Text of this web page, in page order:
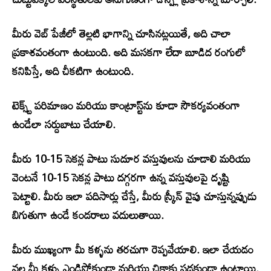
మీరు వెబ్ పేజీలో తెల్లటి భాగాన్ని చూసినట్లయితే, అది చాలా
ప్రకాశవంతంగా ఉంటుంది. అది మసకగా లేదా బూడిద రంగులో
కనిపిస్తే, అది చీకటిగా ఉంటుంది.
టెక్స్ట్ పరిమాణం మరియు కాంట్రాస్ట్‌ను కూడా సౌకర్యవంతంగా
ఉండేలా సర్దుబాటు చేయాలి.
మీరు 10-15 సెకన్ల పాటు సుదూర వస్తువులను చూడాలి మరియు
వెంటనే 10-15 సెకన్ల పాటు దగ్గరగా ఉన్న వస్తువులపై దృష్టి
పెట్టాలి. మీరు ఇలా పదిసార్లు చేస్తే, మీరు స్క్రీన్ వైపు చూస్తున్నప్పుడు
బిగుతుగా ఉండే కండరాలు వదులుతాయి.
మీరు ముఖ్యంగా మీ కళ్ళను తరచుగా రెప్పవేయాలి. ఇలా చేయడం